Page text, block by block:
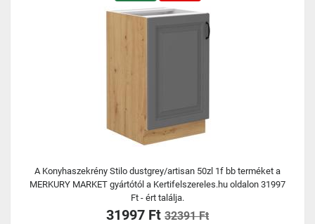
A Konyhaszekrény Stilo dustgrey/artisan 50zl 1f bb terméket a
MERKURY MARKET gyártótól a Kertifelszereles.hu oldalon 31997
Ft - ért találja.
31997 Ft 32391 Ft